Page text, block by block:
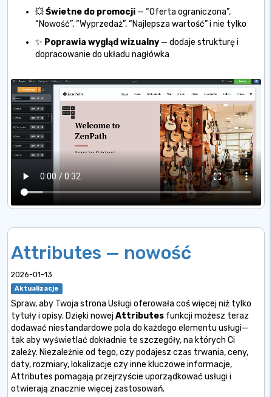
💥Świetne do promocji — “Oferta ograniczona”,
“Nowość”, “Wyprzedaż”, “Najlepsza wartość” i nie tylko
✨ Poprawia wygląd wizualny — dodaje strukturę i
dopracowanie do układu nagłówka
Attributes — nowość
2026-01-13
Aktualizacje
Spraw, aby Twoja strona Usługi oferowała coś więcej niż tylko
tytuły i opisy. Dzięki nowej Attributes funkcji możesz teraz
dodawać niestandardowe pola do każdego elementu usługi—
tak aby wyświetlać dokładnie te szczegóły, na których Ci
zależy. Niezależnie od tego, czy podajesz czas trwania, ceny,
daty, rozmiary, lokalizacje czy inne kluczowe informacje,
Attributes pomagają przejrzyście uporządkować usługi i
otwierają znacznie więcej zastosowań.